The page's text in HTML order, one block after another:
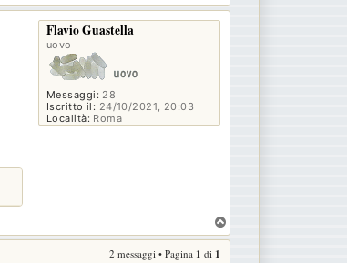
o
Flavio Guastella
uovo
Messaggi: 28
Iscritto il: 24/10/2021, 20:03
Località: Roma
o
2 messaggi • Pagina 1 di 1